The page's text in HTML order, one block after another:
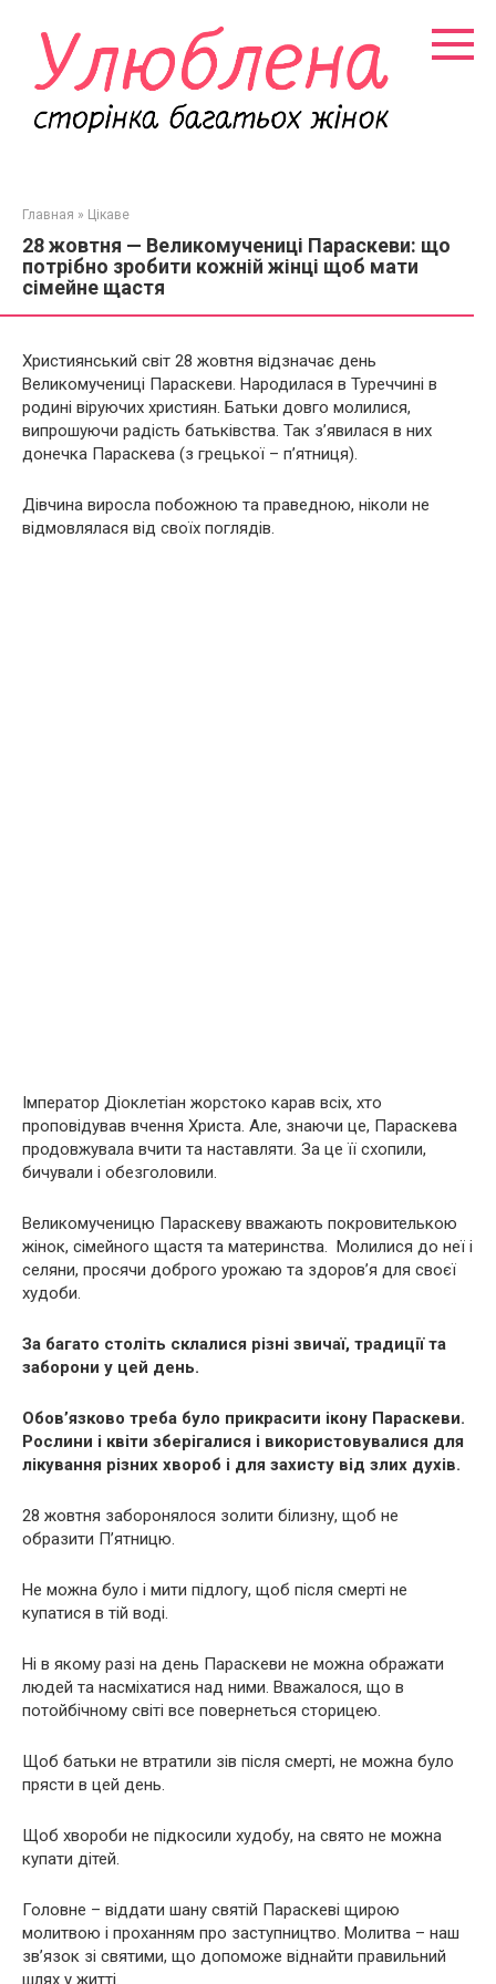
контенту
Главная » Цікаве
28 жовтня — Великомучениці Параскеви: що
потрібно зробити кожній жінці щоб мати
сімейне щастя
Християнський світ 28 жовтня відзначає день
Великомучениці Параскеви. Народилася в Туреччині в
родині віруючих християн. Батьки довго молилися,
випрошуючи радість батьківства. Так з’явилася в них
донечка Параскева (з грецької – п’ятниця).
Дівчина виросла побожною та праведною, ніколи не
відмовлялася від своїх поглядів.
Імператор Діоклетіан жорстоко карав всіх, хто
проповідував вчення Христа. Але, знаючи це, Параскева
продовжувала вчити та наставляти. За це її схопили,
бичували і обезголовили.
Великомученицю Параскеву вважають покровителькою
жінок, сімейного щастя та материнства. Молилися до неї і
селяни, просячи доброго урожаю та здоров’я для своєї
худоби.
За багато століть склалися різні звичаї, традиції та
заборони у цей день.
Обов’язково треба було прикрасити ікону Параскеви.
Рослини і квіти зберігалися і використовувалися для
лікування різних хвороб і для захисту від злих духів.
28 жовтня заборонялося золити білизну, щоб не
образити П’ятницю.
Не можна було і мити підлогу, щоб після смерті не
купатися в тій воді.
Ні в якому разі на день Параскеви не можна ображати
людей та насміхатися над ними. Вважалося, що в
потойбічному світі все повернеться сторицею.
Щоб батьки не втратили зів після смерті, не можна було
прясти в цей день.
Щоб хвороби не підкосили худобу, на свято не можна
купати дітей.
Головне – віддати шану святій Параскеві щирою
молитвою і проханням про заступництво. Молитва – наш
зв’язок зі святими, що допоможе віднайти правильний
шлях у житті.